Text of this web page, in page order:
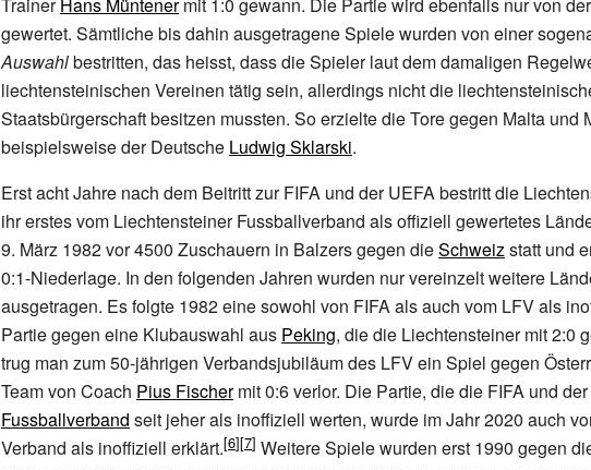
gewertet. Sämtliche bis dahin ausgetragene Spiele wurden von einer
Auswahlbestritten, das heisst, dass die Spieler laut dem damaligen
liechtensteinischen Vereinen tätig sein, allerdings nicht die
Staatsbürgerschaft besitzen mussten. So erzielte die Tore gegen Malta und
beispielsweise der Deutsche Ludwig Sklarski.
Erst acht Jahre nach dem Beitritt zur FIFA und der UEFA bestritt die
ihr erstes vom Liechtensteiner Fussballverband als offiziell gewertetes
9. März 1982 vor 4500 Zuschauern in Balzers gegen dieSchweizstatt und
0:1-Niederlage. In den folgenden Jahren wurden nur vereinzelt weitere
ausgetragen. Es folgte 1982 eine sowohl von FIFA als auch vom LFV als
Partie gegen eine Klubauswahl aus Peking, die die Liechtensteiner mit 2:0
trug man zum 50-jährigen Verbandsjubiläum des LFV ein Spiel gegen
Team von Coach Pius Fischermit 0:6 verlor. Die Partie, die die FIFA und der
Fussballverband seit jeher als inoffiziell werten, wurde im Jahr 2020 auch
Verband als inoffiziell erklärt.
Weitere Spiele wurden erst 1990 gegen